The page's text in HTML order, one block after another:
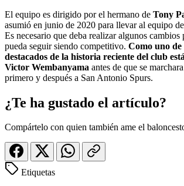
El equipo es dirigido por el hermano de Tony
asumió en junio de 2020 para llevar al equipo
Es necesario que deba realizar algunos
pueda seguir siendo competitivo. Como uno de
destacados de la historia reciente del club
Victor Wembanyama antes de que se
primero y después a San Antonio Spurs.
¿Te ha gustado el artículo?
Compártelo con quien también ame el
Etiquetas